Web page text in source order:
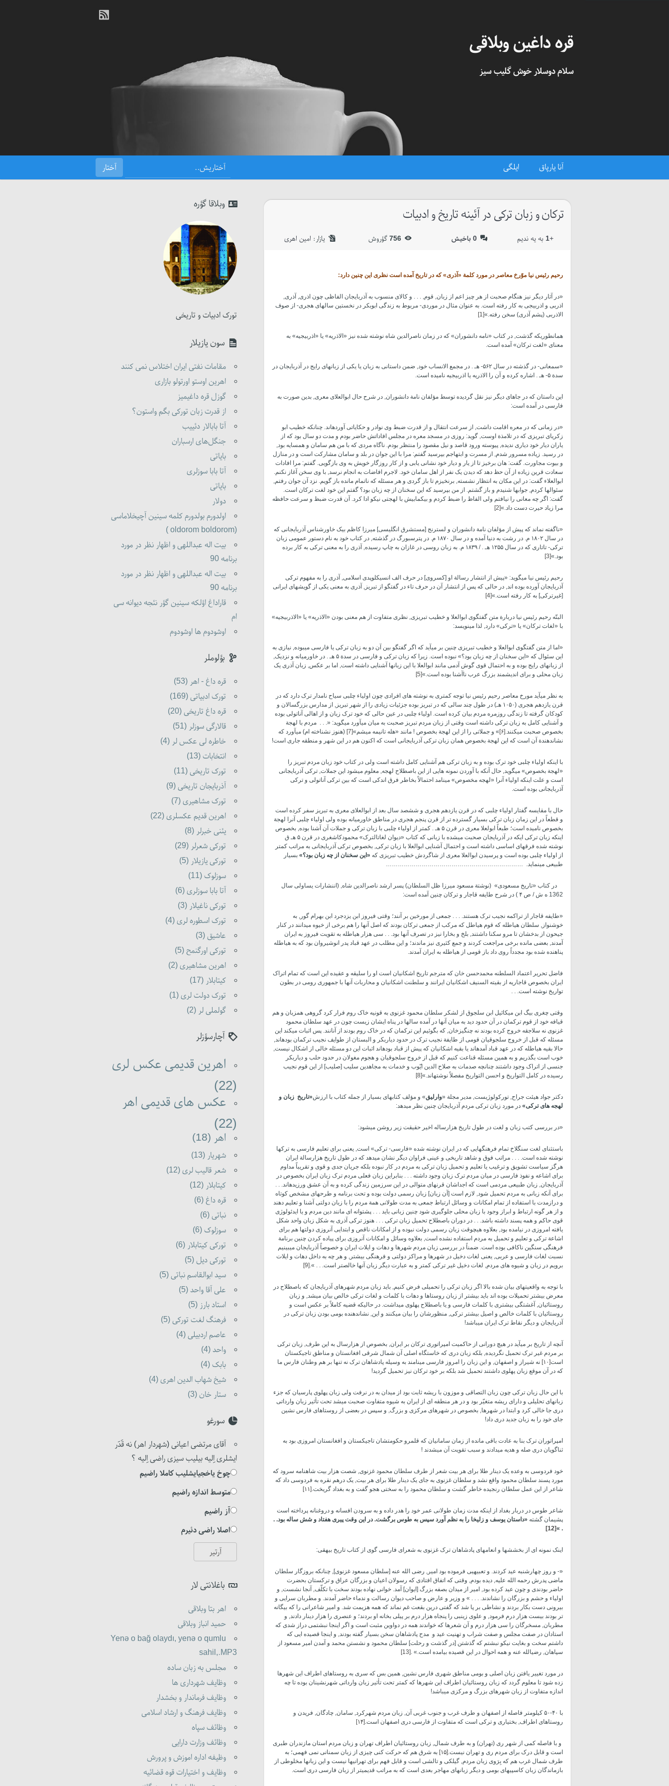
قره داغین وبلاقی
سلام دوسلار خوش گلیب سیز
آنا یارپاق ایلگی
ترکان و زبان ترکی در آئینه تاریخ و ادبیات
+
1 به یه ندیم 0باخیش 756 گؤروش یازار:‌ امین اهری
رحیم رئیس ­نیا موّرخ معاصر در مورد کلمة «آذری» که در تاریخ آمده است نظری این چنین دارد:
«در آثار دیگر نیز هنگام صحبت از هر چیز اعم از زبان, قوم, . . . و کالای منسوب به آذربایجان الفاظی چون اذری, آذری,
اذربی و اذربیجی به کار رفته است. به عنوان مثال در موردی- مربوط به زندگی ابوبکر در نخستین سالهای هجری- از صوف
الاذربی (پشم آذری) سخن رفته.»[1]
همانطوریکه گذشت, در کتاب «نامه دانشوران» که در زمان ناصرالدین شاه نوشته شده نیز «الاذریه» یا «اذربیجیه» به
معنای «لغت ترکان» آمده است.
«سمعانی- در گذشته در سال ۵۶۲- هـ . در مجمع الانساب خود, ضمن داستانی به زبان یا یکی از زبانهای رایج در آذربایجان در
سدة ۵- هـ . اشاره کرده و آن را الاذریه یا اذربیجیه نامیده است.
این داستان که در جاهای دیگر نیز نقل گردیده توسط مؤلفان نامة دانشوران, در شرح حال ابوالعلای معری, بدین صورت به
فارسی در آمده است:
«در زمانی که در معره اقامت داشت, از سرعت انتقال و از قدرت ضبط وی نوادر و حکایاتی آورده­اند. چنانکه خطیب ابو
زکریای تبریزی که در تلامذة اوست, گوید: روزی در مسجد معره در مجلس افاداتش حاضر بودم و مدت دو سال بود که از
یاران دیار خود دیاری ندیده, پیوسته ورود قاصد و نیل مقصود را منتظر بودم. ناگاه مردی که با من هم سامان و همسایه بود,
در رسید. زیاده مسرور شدم, از مسرت و ابتهاجم بپرسید گفتم: مرا با این جوان در بلد و سامان مشارکت است و در منازل
و بیوت مجاورت. گفت: هان برخیز تا از یار و دیار خود نشانی یابی و از کار روزگار خویش به وی بازگویی. گفتم: مرا افادات
سعادت قرین زیاده از آن حظ دهد که دیدن یک نفر از اهل سامان خود. لاجرم افاضات به انجام نرسد, با وی سخن آغاز نکنم.
ابوالعلاء گفت: در این مکان به انتظار نشسته, برنخیزم تا باز گردی و هر مسئله که ناتمام مانده باز گویم. نزد آن جوان رفتم,
سئوالها کردم, جواب­ها شنیدم و باز گشتم. از من بپرسید که این سخنان از چه زبان بود؟ گفتم این خود لغت ترکان است.
گفت: اگر چه معانی را نیافتم ولی الفاظ را ضبط کردم و بی­کمابیش با لهجتی نیکو ادا کرد. آن قدرت ضبظ و سرعت حافظه
مرا زیاد حیرت دست داد.»[2]
«ناگفته نماند که پیش از مؤلفان نامة دانشوران و لسترنج [مستشرق انگلیسی] میرزا کاظم بیک خاورشناس آذربایجانی که
در سال ۱۸۰۲ م. در رشت به دنیا آمده و در سال ۱۸۷۰ م. در پترسبورگ در گذشته, در کتاب خود به نام دستور عمومی زبان
ترکی- تاتاری که در سال ۱۲۵۵ هـ . / ۱۸۳۹ م. به زبان روسی در غازان به چاپ رسیده, آذری را به معنی ترکی به کار برده
بود.»[3]
رحیم رئیس­ نیا می­گوید: «پیش از انتشار رسالة او [کسروی] در حرف الف انسیکلوپد­ی اسلامی, آذری را به مفهوم ترکی
آذربایجان آورده بوده­ اند, در حالی که پس از انتشار آن در حرف تاء در گفتگو از تبریز, آذری به معنی یکی از گویشهای ایرانی
[غیرترکی] به کار رفته است.»[4]
البتّه رحیم رئیس­ نیا دربارة متن گفتگوی ابوالعلا و خطیب تبریزی, نظری متفاوت از هم معنی بودن «الاذریه» یا «الاذربیجیه»
با «لغات­ ترکان» یا «ترکی» دارد, لذا می­نویسد:
«اما از متن گفتگوی ابوالعلا و خطیب­ تبریزی چنین بر می­آید که اگر گفتگو بین آن دو به زبان ترکی یا فارسی می­بوده, نیازی به
این سئوال که «این سخنان از چه زبان بود؟» نبوده است. زیرا که زبان ترکی و فارسی در سدة ۵ هـ . در خاورمیانه و نزدیک,
از زبانهای رایج بوده و به احتمال قوی گوش آدمی مانند ابوالعلا با این زبان­ها آشنایی داشته است, اما بر عکس, زبان آذری یک
زبان محلی و برای اندیشمند بزرگ عرب ناآشنا بوده است.»[5]
به نظر می­آید مورخ معاصر رحیم رئیس­ نیا توجه کمتری به نوشته­ های افرادی چون اولیاء چلبی سیاح نامدار ترک دارد که در
قرن یازدهم هجری (۱۰۵۰ هـ) در طول چند سالی که در تبریز بوده جزئیات زیادی را از شهر تبریز, از مدارس بزرگسالان و
کودکان گرفته تا زندگی روزمره مردم بیان کرده است. اولیاء چلبی در عین حالی که خود ترک زبان و از اهالی آناتولی بوده
و آشنایی کامل به زبان ترکی داشته است وقتی از زبان مردم تبریز صحبت به میان می­آورد می­گوید: «. . . مردم با لهجة
بخصوص صحبت می­کنند.[۶] » و جملاتی را از این لهجة بخصوص ! مانند «هله تانیمه­ میشم»[7] (هنوز نشناخته­ ام) می­آورد که
نشاندهندة آن است که این لهجة بخصوص همان زبان ترکی آذربایجانی است که اکنون هم در این شهر و منطقه جاری است!
با اینکه اولیاء چلبی خود ترک بوده و به زبان ترکی هم آشنایی کامل داشته است ولی در کتاب خود زبان مردم تبریز را
«لهجة بخصوص» می­گوید, حال آنکه با آوردن نمونه­ هایی از این باصطلاح لهجه, معلوم می­شود این جملات, ترکی آذربایجانی
است و علت اینکه اولیاء آنرا «لهجه مخصوص» می­نامد احتمالاً بخاطر فرق اندکی است که بین ترکی آناتولی و ترکی
آذربایجانی بوده است.
حال با مقایسه گفتار اولیاء چلبی که در قرن یازدهم هجری و ششصد سال بعد از ابوالعلای معری به تبریز سفر کرده است
و قطعاً در این زمان زبان ترکی بسیار گسترده­ تر از قرن پنجم هجری در مناطق خاورمیانه بوده ولی اولیاء چلبی آنرا لهجة
بخصوص نامیده است؛ طبعاً ابولعلا معری در قرن ۵ هـ . کمتر از اولیاء چلبی با زبان ترکی و جملات آن آشنا بوده, بخصوص
اینکه زبان ترکی­ ایکه در آذربایجان صحبت می­شده با زبانی که کتاب «دیوان لغات­الترک» محمودکاشغری در قرن ۵ هـ ق
نوشته شده فرق­های اساسی داشته است و احتمال آشنایی ابوالعلا با زبان ترکی, بخصوص ترکی آذربایجانی به مراتب کمتر
از اولیاء چلبی بوده است و پرسیدن ابوالعلا معری از شاگردش خطیب تبریزی که «این سخنان از چه زبان بود؟» بسیار
طبیعی می­نماید. ……………………………………………………………
در کتاب «تاریخ مسعودی» (نوشتة مسعود میرزا ظل السلطان) پسر ارشد ناصرالدین شاه, (اننشارات یساولی سال
1362 ه ش / ص ۴ ) در شرح طایفه قاجار و ترکان چنین آمده است:
«طایفه قاجار از تراکمه نجیب ترک هستند. . . . جمعی از مورخین بر آنند؛ وقتی فیروز ابن یزدجرد ابن بهرام گور, به
خوشنواز, سلطان هیاطله که قوم هیاطل که مرکب از جمعی ترکان بودند که اصل آنها را هم برخی از خیوه می­دانند در کنار
جیحون از بدخشان تا مرو سکنا داشتند, بلخ و بخارا نیز در تصرف آنها بود. . . سی هزار هیاطله به تقویت فیروز به ایران
آمدند, بعضی مانده برخی مراجعت کردند و جمع کثیری نیز ماندند؛ و این مطلب در عهد قباد پدر انوشیروان بود که به هیاطله
پناهنده شده بود مجدداً روی داد باز قومی از هیاطله به ایران آمدند.
فاضل تحریر اعتماد السلطنه محمدحسن خان که مترجم تاریخ اشکانیان است او را سلیقه و عقیده این است که تمام اتراک
ایران بخصوص قاجاریه از بقیته­ السنیف اشکانیان ایرانند و سلطنت اشکانیان و محاربات آنها با جمهوری رومی در بطون
تواریخ نوشته است. . .
وقتی چغری بیگ ابن میکائیل ابن سلجوق از لشکر سلطان محمود غزنوی به قونیه خاک روم فرار کرد گروهی همزبان و هم
قیافه خود از قوم ترکمان در آن حدود دید به میان آنها در آمده سالها در پناه ایشان زیست چون در عهد سلطان محمود
غزنوی نه سلاجقه خروج کرده بودند نه چنگیزخان, که بگوئیم این ترکمان که در خاک روم بودند از آنانند. پس اثبات می­کند این
مسئله که قبل از خروج سلجوقیان قومی از طایفة نجیب ترک در حدود دیاربکر و البستان از طوایف نجیب ترکمان بوده­اند,
حالا بقیه هیاطله که در عهد قباد آمده­اند یا بقیه اشکانیان که پیش از قباد بوده­اند اثبات این دو مسئله خالی از اشکال نیست,
خوب است بگذریم و به همین مسئله قناعت کنیم که قبل از خروج سلجوقیان و هجوم مغولان در حدود حلب و دیاربکر
جنسی از اتراک وجود داشتند چنانچه صدمات به صلاح الدین ایّوب و خدمات به مجاهدین سلیب [صلیب] از این قوم نجیب
رسیده در کامل التواریخ و احسن التواریخ مفصلاً نوشته­اند.»[8]
دکتر جواد هیئت جراح, تورکولوژیست, مدیر مجلة «وارلیق» و مؤلف کتابهای بسیار از جمله کتاب با ارزش«تاریخ زبان و
لهجه­ های ترکی» در مورد زبان ترکی مردم آذربایجان چنین نظر می­دهد:
«در بررسی کتب زبان و لغت در طول تاریخ هزارساله اخیر حقیقت زیر روشن می­شود:
باستثنای لغت سنگلاخ تمام فرهنگهایی که در ایران نوشته شده «فارسی- ترکی» است, یعنی برای تعلیم فارسی به ترکها
نوشته شده است. . . . مراتب فوق و شاهد تاریخی و عینی فراوان دیگر نشان می­دهد که در طول تاریخ هزارسالة ایران
هرگز سیاست تشویق و ترغیب یا تعلیم و تحمیل زبان ترکی به مردم در کار نبوده بلکه جریان جدی و قوی و تقریباً مداوم
برای اشاعه و نفوذ فارسی در میان مردم ترک زبان وجود داشته . . . بنابراین زبان فعلی مردم ترک زبان ایران بخصوص در
آذربایجان, زبان طبیعی مردمی است که اجداشان قرنهای متوالی در این سرزمین زندگی کرده و به آن عشق ورزیده­اند. . .
برای آنکه زبانی به مردم تحمیل شود, لازم است [آن زبان] زبان رسمی دولت بوده و تحت برنامه و طرحهای مشخص کوتاه
و درازمدت با استفاده از تمام امکانات و وسائل ارتباط جمعی به مدت طولانی همة مردم را با زبان دولتی آشنا و تعلیم دهند
و از هر گونه ارتباط و ابراز وجود با زبان محلی جلوگیری شود چنین زبانی باید . . . پشتوانه­ ای مانند دین مردم و یا ایدئولوژی
قوی حاکم و همه­ پسند داشته باشد. . . در دوران باصطلاح تحمیل زبان ترکی . . . هنوز ترکی آذری به شکل زبان واحد شکل
یافته امروزی در نیامده بود, بعلاوه هیچوقت زبان رسمی دولت نبوده و از امکانات ناقص و ابتدایی آنروزی دولتها هم برای
اشاعة ترکی و تعلیم و تحمیل به مردم استفاده نشده است, بعلاوه وسائل و امکانات آنروزی برای پیاده کردن چنین برنامة
فرهنگی سنگین ناکافی بوده است. ضمناً در بررسی زبان مردم شهرها و دهات و ایلات ایران و خصوصاً آذربایجان می­بینیم
نسبت لغات فارسی و عربی, یعنی لغات دخیل در شهرها و مراکز دولتی و فرهنگی بیشتر, و هر چه به داخل دهات و ایلات
برویم در زبان و شیوه­ های مردم, لغات دخیل غیر ترکی کمتر و به عبارت دیگر زبان آنها خالص­تر است. . . ».[9]
با توجه به واقعیتهای بیان شده بالا اگر زبان ترکی را تحمیلی فرض کنیم, باید زبان مردم شهرهای آذربایجان که باصطلاح در
معرض بیشتر تحمیلات بوده­ اند باید بیشتر از زبان روستاها و دهات با کلمات و لغات ترکی خالص بیان می­شد, و زبان
روستائیان, آغشتگی بیشتری با کلمات فارسی و یا باصطلاح پهلوی می­داشت. در حالیکه قضیه کاملاً بر عکس است و
روستائیان با کلمات خالص و اصیل بیشتر ترکی, منظورشان را بیان می­کنند و این, نشاندهنده بومی بودن زبان ترکی در
آذربایجان و دیگر نقاط ترک ایران می­باشد!
آنچه از تاریخ بر می­آید در هیچ دورانی از حاکمیت امپراتوری ترکان بر ایران, بخصوص از هزارسال به این طرف, زبان ترکی
بر مردم غیر ترک تحمیل نگردیده, بلکه زبان دری که خاستگاه اصلی آن شمال شرقی افغانستان و مناطق تاجیکستان
است[۱۰] نه شیراز و اصفهان, و این زبان را امروز فارسی می­نامند به وسیله پادشاهان ترک نه تنها بر هم وطنان فارس ما
که در آن موقع زبان پهلوی داشتند تحمیل شد بلکه بر خود ترکان نیز تحمیل گردید!
با این حال زبان ترکی چون زبان التصاقی و موزون با ریشه ثابت بود از میدان به در نرفت ولی زبان پهلوی پارسیان که جزء
زبانهای تحلیلی و دارای ریشه متغیّر بود و در هر منطقه­ ای از ایران به شیوه متفاوت صحبت می­شد تحت تأثیر زبان وارداتی
دری جا خالی کرد و ابتدا در شهرها, بخصوص در شهرهای مرکزی و بزرگ, و سپس در بعضی از روستاهای فارس­ نشین
جای خود را به زبان جدید دری داد!
امپراتوران ترک بنا به عادت باقی مانده از زمان سامانیان که قلمرو حکومتشان تاجیکستان و افغانستان امروزی بود به
ثناگویان دری صله و هدیه می­دادند و سبب تقویت آن می­شدند !
خود فردوسی به وعده یک دینار طلا برای هر بیت شعر از طرف سلطان محمود غزنوی, شصت هزار بیت شاهنامه سرود که
مورد پسند سلطان محمود واقع نشد و سلطان غزنوی به جای یک دینار طلا برای هر بیت, یک درهم نقره به فردوسی داد که
شاعر از این عمل سلطان رنجیده خاطر گشت و سلطان محمود را به سختی هجو گفت و به بغداد گریخت.[۱۱]
شاعر طوس در دربار بغداد از اینکه مدت زمان طولانی عمر خود را هدر داده و به سرودن افسانه و دروغنانه پرداخته است
پشیمان گشته «داستان یوسف و زلیخا را به نظم آورد سپس به طوس برگشت. در این وقت پیری هفتاد و شش ساله بود. .
. »
[12]
اینک نمونه­ ای از بخشش­ها و انعامهای پادشاهان ترک غزنوی به شعرای فارسی گوی از کتاب تاریخ بیهقی:
«- و روز چهارشنبه عید کردند. و تعبیه­یی فرموده بود امیر, رضی­ الله عنه [سلطان مسعود غزنوی], چنانکه بروزگار سلطان
ماضی پدرش رحمه الله علیه, دیده بودم, وقتی که اتفاق افتادی که رسولان اعیان و بزرگان عراق و ترکستان بحضرت
حاضر بودندی و چون عید کرده بود, امیر از میدان بصفه بزرگ [ایوان] آمد. خوانی نهاده بودند سخت با تکلّف, آنجا نشست, و
اولیاء و حشم و بزرگان را نشاندند. . . . » و وزیر و عارض و صاحب دیوان رسالت و ندماء حاضر آمدند. و مطربان سرایی و
بیرونی دست بکار بردند و نشاطی بر پا شد که گفتی درین بقعت غم نماند که همه هزیمت شد. و امیر شاعرانی را که بیگانه
­تر بودند بیست هزار درم فرمود, و علوی زینبی را پنجاه هزار درم بر پیلی بخانه او بردند؛ و عنصری را هزار دینار دادند, و
مطربان, مسخرگان را سی هزار درم و آن شعرها که خواندند همه در دواوین مثبت است و اگر اینجا نبشتمی دراز شدی که
استادان در صفت مجلس و صفت شراب و تهنیت عید و مدح پادشاهان سخن بسیار گفته بودند, و اینجا قصیده­ ایی که
داشتم سخت و بغایت نیکو نبشتم که گذشتن [در گذشت و رحلت] سلطان محمود و نشستن محمد و آمدن امیر مسعود از
سپاهان, رضی­الله عنه و همه احوال در این قصیده بیامده است.» .[13]
در مورد تغییر یافتن زبان اصلی و بومی مناطق شهری فارس نشین, همین بس که سری به روستاهای اطراف این شهرها
زده شود تا معلوم گردد که زبان روستائیان اطراف این شهرها که کمتر تحت تأثیر زبان وارداتی شهرنشینان بوده تا چه
اندازه متفاوت از زبان شهرهای بزرگ و مرکزی می­باشد!
با ۴۰-۵۰ کیلومتر فاصله از اصفهان و طرف غرب و جنوب غربی آن, زبان مردم شهرکرد, سامان, چادگان, فریدن و
روستاهای اطراف, بختیاری و ترکی است که متفاوت از فارسی دری اصفهان است.[۱۴]
و با فاصله کمی از شهر ری (تهران) و به طرف شمال, زبان روستائیان اطراف تهران و زبان مردم استان مازندران طبری
است و قابل درک برای مردم ری و تهران نیست.[۱۵] به شرق هم که حرکت کنی چیزی از زبان سمنانی نمی­ فهمی؛ به
طرف شمال غرب هم که بِرَوی زبان مردم, گیلکی و تالشی است و قابل فهم برای تهرانیها نیست و این زبانها مخلوطی از
بازماندگان زبان کاسپی­های بومی و دیگر زبانهای مهاجر بعدی است که به مراتب قدیمی­تر از زبان فارسی دری است.
وبلاقا گؤره
تورک ادبیات و تاریخی
سون یازیلار
مقامات نفتی ایران اختلاس نمی کنند
اهرین اوستو اورتولو بازاری
گوزل قره داغیمیز
از قدرت زبان تورکی بگم واستون؟
آتا بابالار دئییب
جنگل‌های ارسباران
بایاتی
آتا بابا سوزلری
بایاتی
دولار
اولدورم بولدورم کلمه سینین آچیخلاماسی
(oldorom boldorom )
بیت اله عبداللهی و اظهار نظر در مورد
برنامه 90
بیت اله عبداللهی و اظهار نظر در مورد
برنامه 90
قاراداغ اؤلکه سینین گؤر نئجه دیوانه سی
ام
اوشودوم ها اوشودوم
بؤلوملر
قره داغ - اهر (53)
تورک ادبیاتی (169)
قره داغ تاریخی (20)
قالارگی سوزلر (51)
خاطره لی عکس لر (4)
انتخابات (13)
تورک تاریخی (11)
آذربایجان تاریخی (9)
تورک مشاهیری (7)
اهرین قدیم عکسلری (22)
یئنی خبرلر (8)
تورکی شعرلر (29)
تورکی یازیلار (5)
سوزلوک (11)
آتا بابا سوزلری (6)
تورکی ناغیلار (3)
تورک اسطوره لری (4)
عاشیق (3)
تورکی اورگنمح (5)
اهرین مشاهیری (2)
کیتابلار (17)
تورک دولت لری (1)
گولملی لر (2)
آچارسؤزلر
اهرین قدیمی عکس لری
(22)
عکس های قدیمی اهر
(22)
اهر (18)
شهریار (13)
شعر قالیب لری (12)
کیتابلار (12)
قره داغ (6)
نباتی (6)
سوزلوک (6)
تورکی کیتابلار (6)
تورکی دیل (5)
سید ابوالقاسم نباتی (5)
علی آقا واحد (5)
استاد بارز (5)
فرهنگ لغت تورکی (5)
عاصم اردبیلی (4)
واحد (4)
بابک (4)
شیخ شهاب الدین اهری (4)
ستار خان (3)
سورغو
آقای مرتضی اعیانی (شهردار اهر) نه قَدَر
ایشلری اِلیه بیلیب سیزی راضی اِلیه ؟
چوخ یاخجیایشلیب کاملا راضیم
متوسط اندازه راضیم
آز راضیم
اصلا راضی دئیرم
باغلانتی لار
اهر بتا وبلاقی
حمید انباز وبلاقی
Yenə o bağ olaydı, yenə o qumlu
sahil,.MP3
مجلس به زبان ساده
وظایف شهرداری ها
وظایف فرماندار و بخشدار
وظایف فرهنگ و ارشاد اسلامی
وظائف سپاه
وظائف وزارت دارایی
وظیفه اداره اموزش و پرورش
وظایف و اختیارات قوه قضائیه